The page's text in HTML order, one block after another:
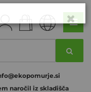
naročil iz skladišča